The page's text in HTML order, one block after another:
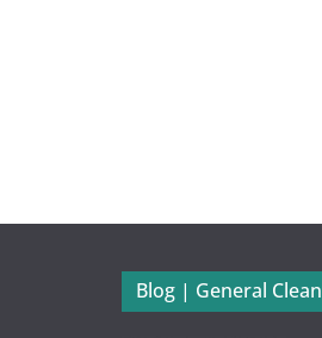
Blog | General Clean